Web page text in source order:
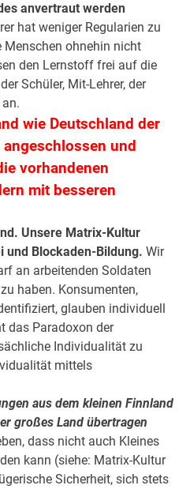
anvertraut werden
hat weniger Regularien zu
Menschen ohnehin nicht
den Lernstoff frei auf die
Schüler, Mit-Lehrer, der
wie Deutschland der
angeschlossen und
vorhandenen
mit besseren
Unsere Matrix-Kultur
und Blockaden-Bildung. Wir
an arbeitenden Soldaten
haben. Konsumenten,
glauben individuell
das Paradoxon der
Individualität zu
mittels
aus dem kleinen Finnland
großes Land übertragen
dass nicht auch Kleines
kann (siehe: Matrix-Kultur
Sicherheit, sich stets